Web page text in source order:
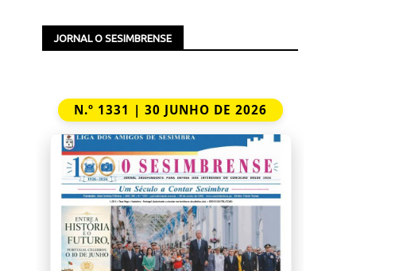
JORNAL O SESIMBRENSE
N.º 1331 | 30 JUNHO DE 2026